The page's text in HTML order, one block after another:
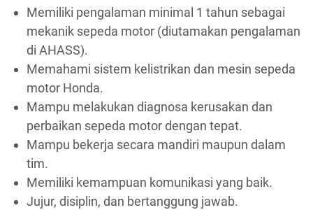
Memiliki pengalaman minimal 1 tahun sebagai
mekanik sepeda motor (diutamakan pengalaman
di AHASS).
Memahami sistem kelistrikan dan mesin sepeda
motor Honda.
Mampu melakukan diagnosa kerusakan dan
perbaikan sepeda motor dengan tepat.
Mampu bekerja secara mandiri maupun dalam
tim.
Memiliki kemampuan komunikasi yang baik.
Jujur, disiplin, dan bertanggung jawab.